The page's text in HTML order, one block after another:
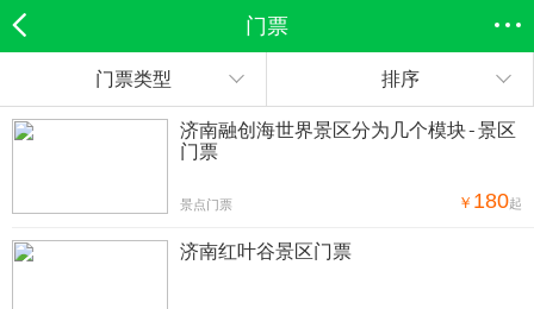
门票
门票类型 排序
济南融创海世界景区分为几个模块-景区
门票
景点门票 ￥ 180起
济南红叶谷景区门票
欣欣首页 全部分类 搜索 登录欣欣